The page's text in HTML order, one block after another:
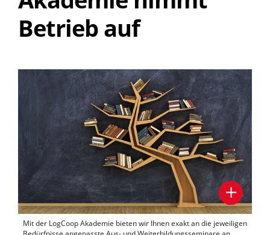
Betrieb auf
Mit der LogCoop Akademie bieten wir Ihnen exakt an die jeweiligen